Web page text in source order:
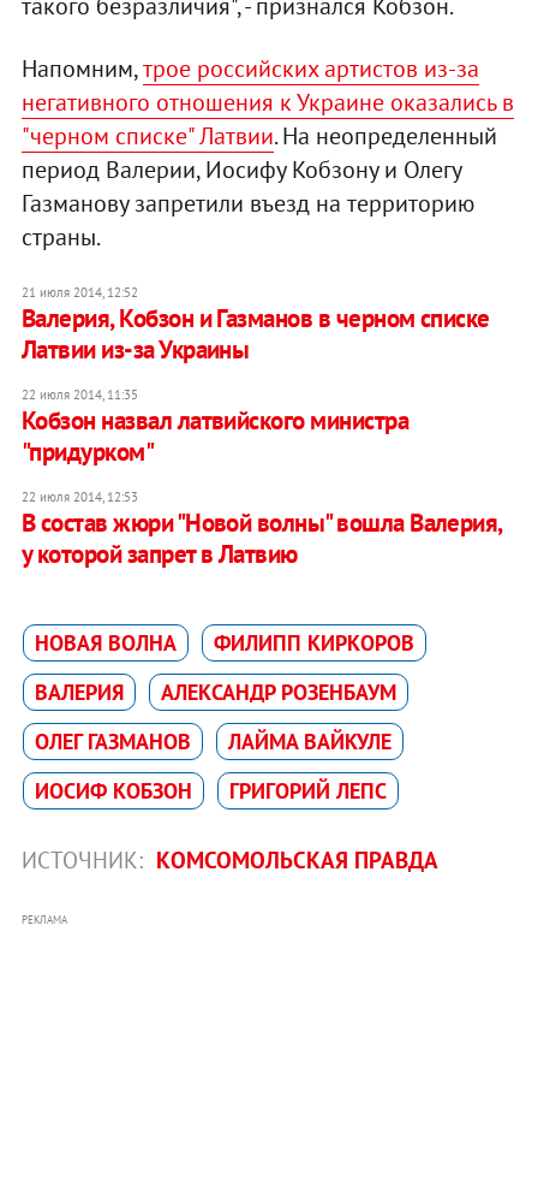
такого безразличия", - признался Кобзон.
Напомним,трое российских артистов из-за
негативного отношения к Украине оказались в
"черном списке" Латвии. На неопределенный
период Валерии, Иосифу Кобзону и Олегу
Газманову запретили въезд на территорию
страны.
21 июля 2014, 12:52
Валерия, Кобзон и Газманов в черном списке
Латвии из-за Украины
22 июля 2014, 11:35
Кобзон назвал латвийского министра
"придурком"
22 июля 2014, 12:53
В состав жюри "Новой волны" вошла Валерия,
у которой запрет в Латвию
НОВАЯ ВОЛНА
ФИЛИПП КИРКОРОВ
ВАЛЕРИЯ
АЛЕКСАНДР РОЗЕНБАУМ
ОЛЕГ ГАЗМАНОВ
ЛАЙМА ВАЙКУЛЕ
ИОСИФ КОБЗОН
ГРИГОРИЙ ЛЕПС
ИСТОЧНИК: КОМСОМОЛЬСКАЯ ПРАВДА
РЕКЛАМА